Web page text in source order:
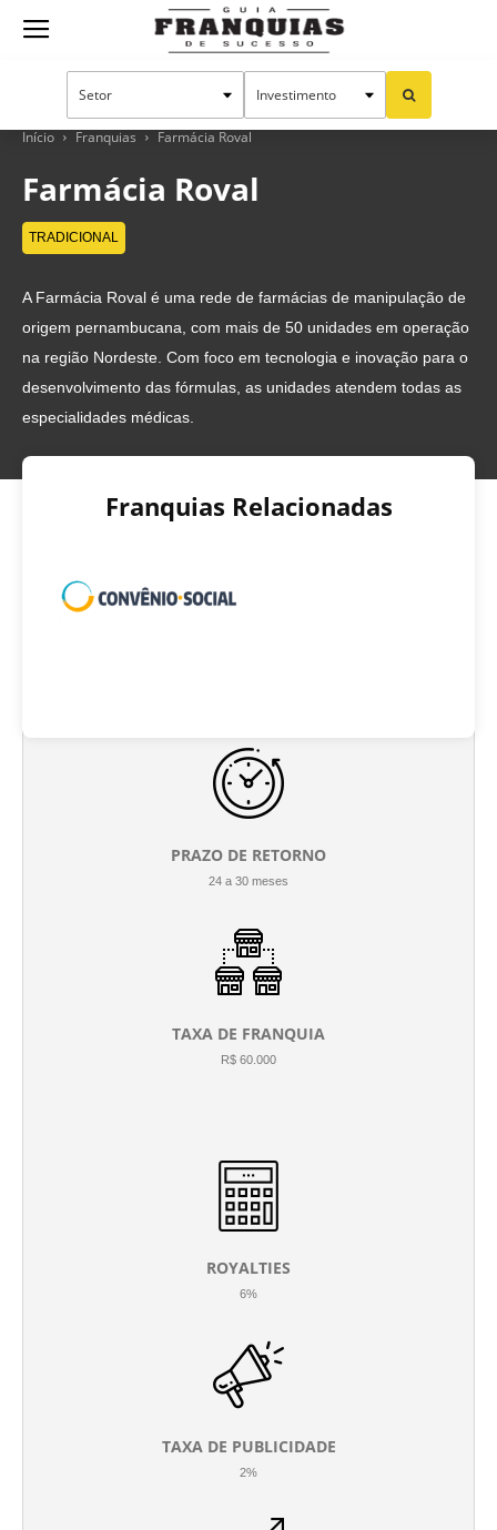
Guia
Franquias
Sucesso
Início Franquias Farmácia Roval
Farmácia Roval
TRADICIONAL
A Farmácia Roval é uma rede de farmácias de manipulação de
origem pernambucana, com mais de 50 unidades em operação
na região Nordeste. Com foco em tecnologia e inovação para o
desenvolvimento das fórmulas, as unidades atendem todas as
especialidades médicas.
Franquias Relacionadas
PRAZO DE RETORNO
24 a 30 meses
TAXA DE FRANQUIA
R$ 60.000
ROYALTIES
6%
TAXA DE PUBLICIDADE
2%